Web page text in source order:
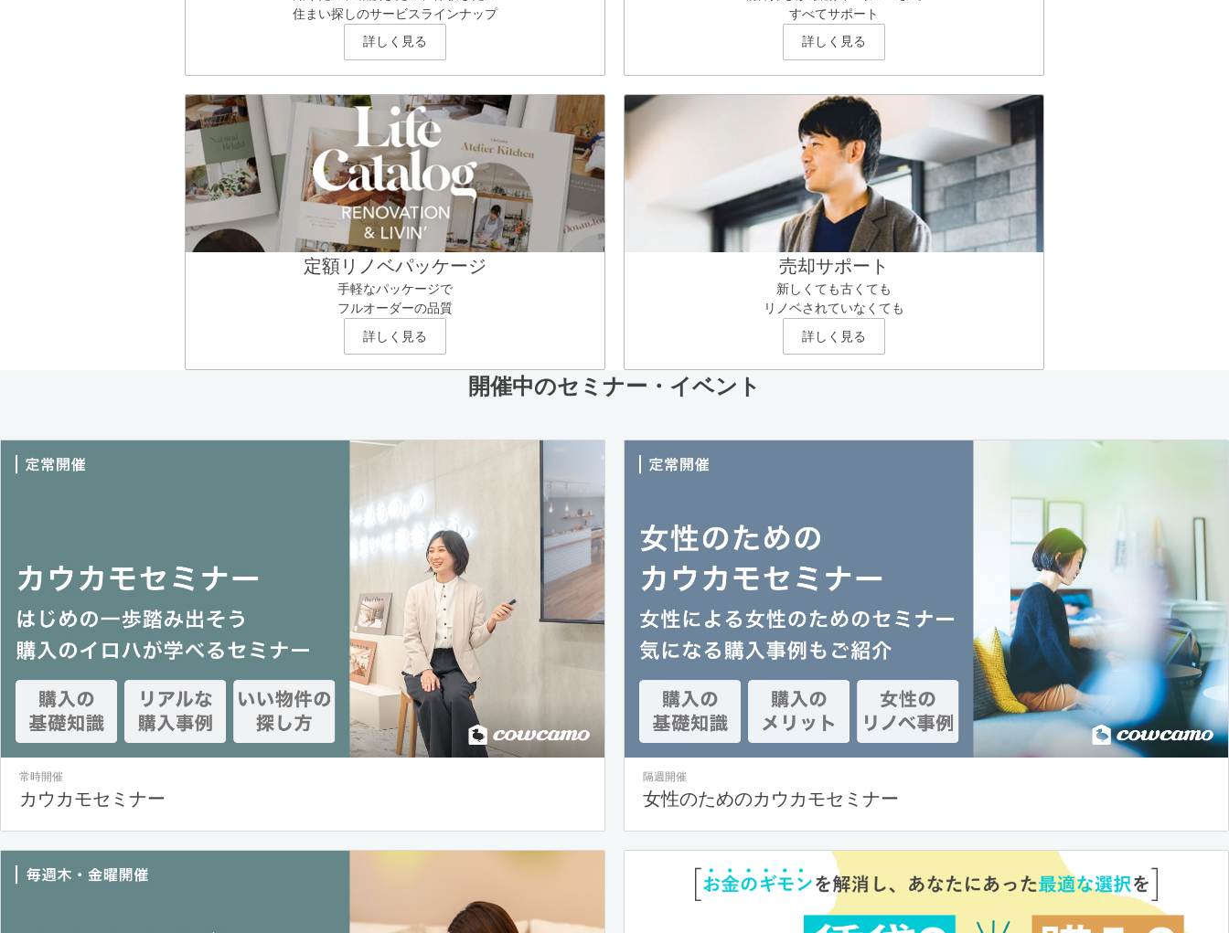
住まい探しのサービスラインナップ
詳しく見る
すべてサポート
詳しく見る
定額リノベパッケージ
手軽なパッケージで
フルオーダーの品質
詳しく見る
売却サポート
新しくても古くても
リノベされていなくても
詳しく見る
開催中のセミナー・イベント
常時開催
カウカモセミナー
隔週開催
女性のためのカウカモセミナー